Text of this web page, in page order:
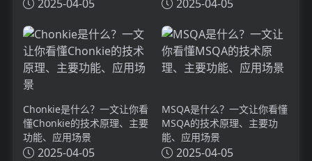
2025-04-05 2025-04-05
Chonkie是什么？一文让你看
懂Chonkie的技术原理、主要
功能、应用场景
2025-04-05
MSQA是什么？一文让你看懂
MSQA的技术原理、主要功
能、应用场景
2025-04-05